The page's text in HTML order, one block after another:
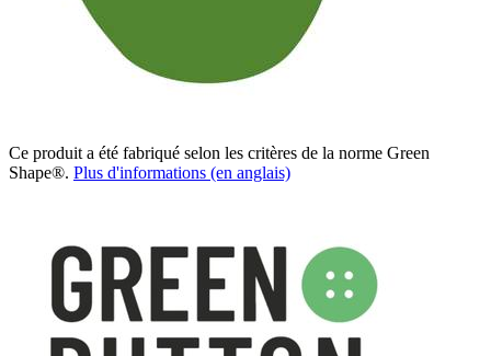
Ce produit a été fabriqué selon les critères de la norme Green
Shape®. Plus d'informations (en anglais)